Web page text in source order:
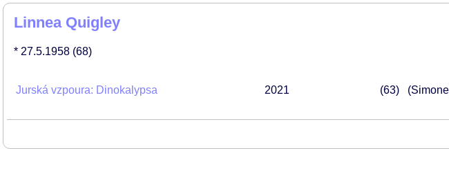
Linnea Quigley
* 27.5.1958 (68)
Jurská vzpoura: Dinokalypsa 2021 63